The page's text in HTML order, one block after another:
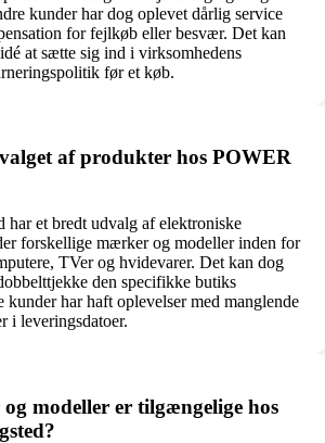
kunder har dog oplevet dårlig service
for fejlkøb eller besvær. Det kan
at sætte sig ind i virksomhedens
før et køb.
af produkter hos POWER
har et bredt udvalg af elektroniske
forskellige mærker og modeller inden for
TVer og hvidevarer. Det kan dog
den specifikke butiks
kunder har haft oplevelser med manglende
i leveringsdatoer.
modeller er tilgængelige hos